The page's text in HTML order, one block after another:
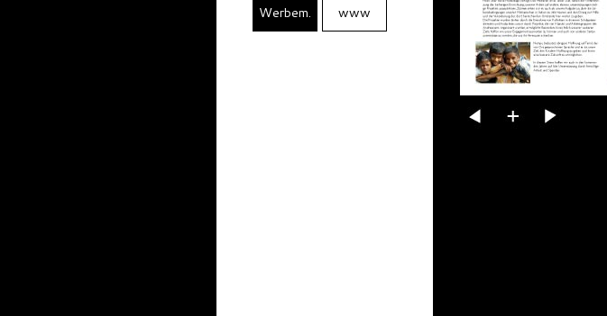
Werbem. www